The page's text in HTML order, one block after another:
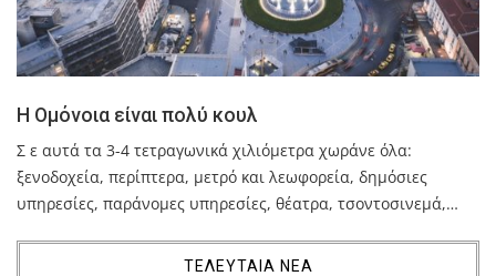
Η Ομόνοια είναι πολύ κουλ
Σ ε αυτά τα 3-4 τετραγωνικά χιλιόμετρα χωράνε όλα:
ξενοδοχεία, περίπτερα, μετρό και λεωφορεία, δημόσιες
υπηρεσίες, παράνομες υπηρεσίες, θέατρα, τσοντοσινεμά,…
ΤΕΛΕΥΤΑΙΑ ΝΕΑ